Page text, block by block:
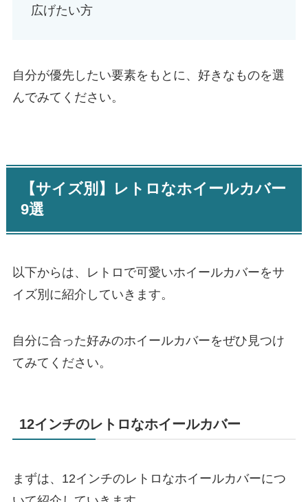
広げたい方
自分が優先したい要素をもとに、好きなものを選
んでみてください。
【サイズ別】レトロなホイールカバー
9選
以下からは、レトロで可愛いホイールカバーをサ
イズ別に紹介していきます。
自分に合った好みのホイールカバーをぜひ見つけ
てみてください。
12インチのレトロなホイールカバー
まずは、12インチのレトロなホイールカバーにつ